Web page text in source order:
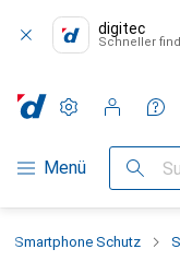
digitec
Schneller
Navigation nach
Menü Suche
Einstellungen
Kundenkonto
Vergleichslisten
Merklisten
Warenkorb
Smartphone Schutz